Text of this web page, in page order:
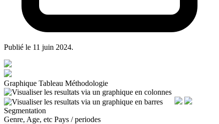
Publié le 11 juin 2024.
Graphique Tableau Méthodologie
Segmentation
Genre, Age, etc Pays / periodes